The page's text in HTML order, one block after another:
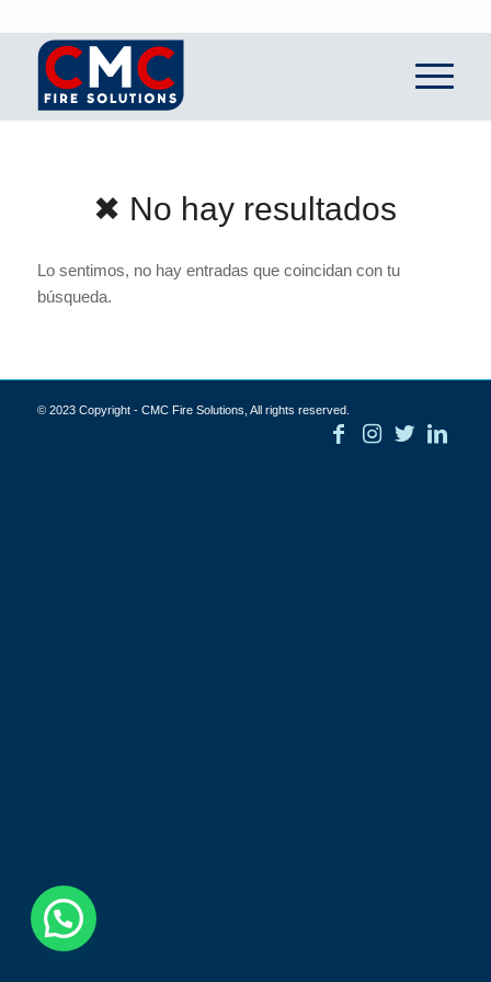
✖ No hay resultados
Lo sentimos, no hay entradas que coincidan con tu
búsqueda.
© 2023 Copyright - CMC Fire Solutions, All rights reserved.